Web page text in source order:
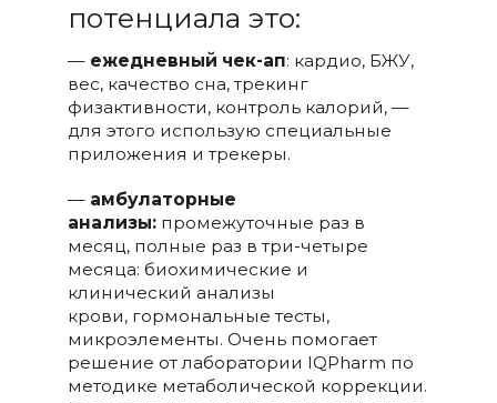
потенциала это:
— ежедневный чек-ап: кардио, БЖУ,
вес, качество сна, трекинг
физактивности, контроль калорий, —
для этого использую специальные
приложения и трекеры.
— амбулаторные
анализы: промежуточные раз в
месяц, полные раз в три-четыре
месяца: биохимические и
клинический анализы
крови, гормональные тесты,
микроэлементы. Очень помогает
решение от лаборатории IQPharm по
методике метаболической коррекции.